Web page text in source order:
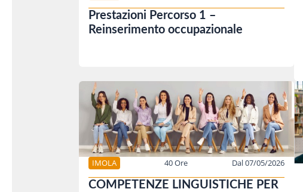
Prestazioni Percorso 1 –
Reinserimento occupazionale
IMOLA 40 Ore Dal 07/05/2026
COMPETENZE LINGUISTICHE PER